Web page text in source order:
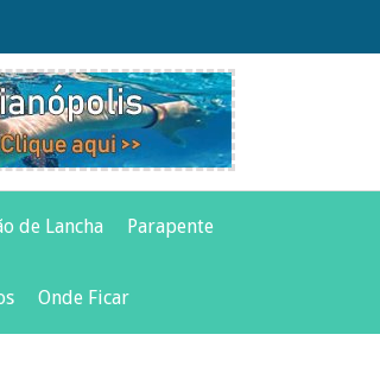
de Lancha Parapente
Onde Ficar